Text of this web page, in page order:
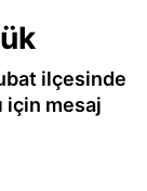
ilçesinde
için mesaj